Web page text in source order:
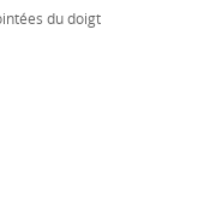
du doigt